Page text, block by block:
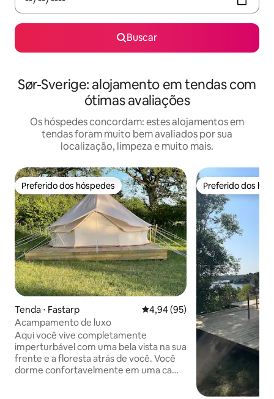
Buscar
Sør-Sverige: alojamento em tendas com
ótimas avaliações
Os hóspedes concordam: estes alojamentos em
tendas foram muito bem avaliados por sua
localização, limpeza e muito mais.
Preferido dos hóspedes
Preferido dos hóspedes
Tenda ⋅ Fastarp 4,94 de uma avaliação média
4,94 (95)
Acampamento de luxo
Aqui você vive completamente
imperturbável com uma bela vista na sua
frente e a floresta atrás de você. Você
dorme confortavelmente em uma cama
Preferido dos
Preferido dos